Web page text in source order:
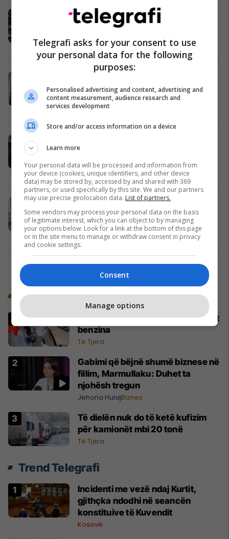
Kuvendi emëron dy anëtarë të
Komisionit Rregullativ të Prokurimit
Publik
Të Tjera 19/04/2022
keqpërdorime, Durmishi arsyetohet
dhe paralajmëron padi
Financa 18/04/2022
se Ministria e Infrastrukturës
keqpërdori mbi 9 milionë euro
Financa 18/04/2022
PDK: Ministria e Infrastrukturës
keqpërdori mbi 9 milionë euro,
nënshkroi 42 kontrata një burimore
Financa 18/04/2022
Trend Ekonomi
Çmimet e derivateve, shtrenjtohet
benzina
Të Tjera
Gabimi që bëjnë shumë biznese në
fillim, Marmullaku: Duhet ta
njohësh tregun
Jehona HulajBiznes
Të dielën nuk do të ketë kufizim
për kamionët mbi 20 tonë
Të Tjera
Trend Telegrafi
Incidenti me vezë ndaj Kurtit,
gjithçka ndodhi në seancën
konstituive të Kuvendit
Kosovë
Telegrafi asks for your consent to use
your personal data for the following
purposes:
Personalised advertising and content, advertising and
content measurement, audience research and
services development
Store and/or access information on a device
Learn more
Your personal data will be processed and information from
your device (cookies, unique identifiers, and other device
data) may be stored by, accessed by and shared with 369
partners, or used specifically by this site. We and our partners
may use precise geolocation data. List of partners.
Some vendors may process your personal data on the basis
of legitimate interest, which you can object to by managing
your options below. Look for a link at the bottom of this page
or in the site menu to manage or withdraw consent in privacy
and cookie settings.
Consent
Manage options